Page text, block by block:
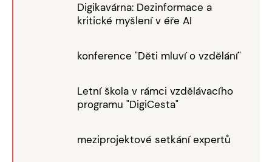
Digikavárna: Dezinformace a
kritické myšlení v éře AI
konference "Děti mluví o vzdělání"
Letní škola v rámci vzdělávacího
programu "DigiCesta"
meziprojektové setkání expertů